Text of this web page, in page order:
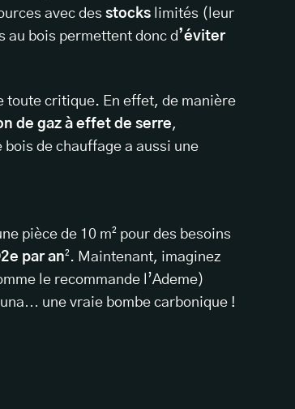
avec des stocks limités (leur
au bois permettent donc d’éviter
toute critique. En effet, de manière
de gaz à effet de serre,
de chauffage a aussi une
pièce de 10 m² pour des besoins
par an². Maintenant, imaginez
le recommande l’Ademe)
une vraie bombe carbonique !